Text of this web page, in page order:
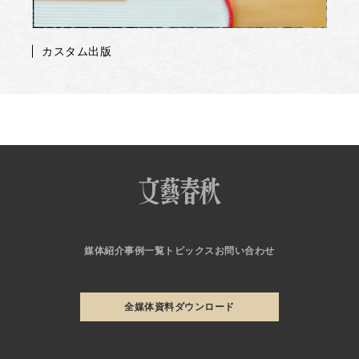
カスタム出版
媒体紹介事例一覧 トピックス お問い合わせ
全媒体資料ダウンロード